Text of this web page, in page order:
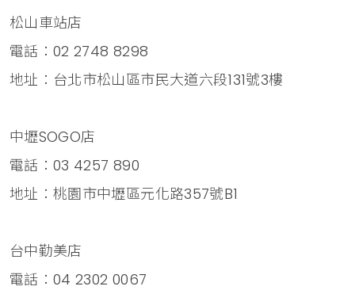
松山車站店
電話：02 2748 8298
地址：台北市松山區市民大道六段131號3樓
中壢SOGO店
電話：03 4257 890
地址：桃園市中壢區元化路357號B1
台中勤美店
電話：04 2302 0067